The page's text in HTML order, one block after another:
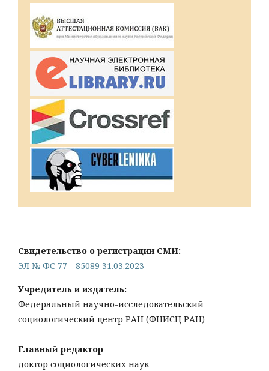
Свидетельство о регистрации СМИ:
ЭЛ № ФС 77 - 85089 31.03.2023
Учредитель и издатель:
Федеральный научно-исследовательский
социологический центр РАН (ФНИСЦ РАН)
Главный редактор
доктор социологических наук